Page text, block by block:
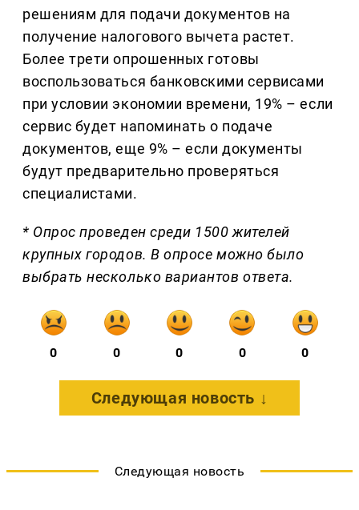
решениям для подачи документов на
получение налогового вычета растет.
Более трети опрошенных готовы
воспользоваться банковскими сервисами
при условии экономии времени, 19% – если
сервис будет напоминать о подаче
документов, еще 9% – если документы
будут предварительно проверяться
специалистами.
* Опрос проведен среди 1500 жителей
крупных городов. В опросе можно было
выбрать несколько вариантов ответа.
0 0 0 0 0
Следующая новость ↓
Следующая новость